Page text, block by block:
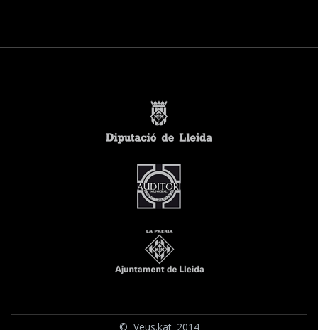
© Veus.kat 2014